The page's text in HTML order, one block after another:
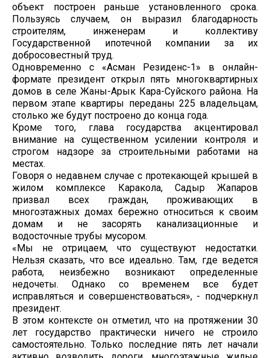
объект построен раньше установленного срока.
Пользуясь случаем, он выразил благодарность
строителям, инженерам и коллективу
Государственной ипотечной компании за их
добросовестный труд.
Одновременно с «Асман Резиденс-1» в онлайн-
формате президент открыл пять многоквартирных
домов в селе Жаны-Арык Кара-Суйского района. На
первом этапе квартиры переданы 225 владельцам,
столько же будут построено до конца года.
Кроме того, глава государства акцентировал
внимание на существенном усилении контроля и
строгом надзоре за строительными работами на
местах.
Говоря о недавнем случае с протекающей крышей в
жилом комплексе Каракола, Садыр Жапаров
призвал всех граждан, проживающих в
многоэтажных домах бережно относиться к своим
домам и не засорять канализационные и
водосточные трубы мусором.
«Мы не отрицаем, что существуют недостатки.
Нельзя сказать, что все идеально. Там, где ведется
работа, неизбежно возникают определенные
недочеты. Однако со временем все будет
исправляться и совершенствоваться», - подчеркнул
президент.
В этом контексте он отметил, что на протяжении 30
лет государство практически ничего не строило
самостоятельно. Только последние пять лет начали